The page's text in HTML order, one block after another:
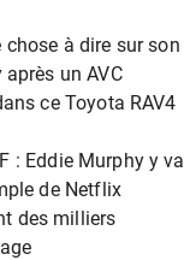
à dire sur son
un AVC
ce Toyota RAV4
: Eddie Murphy y va
de Netflix
des milliers